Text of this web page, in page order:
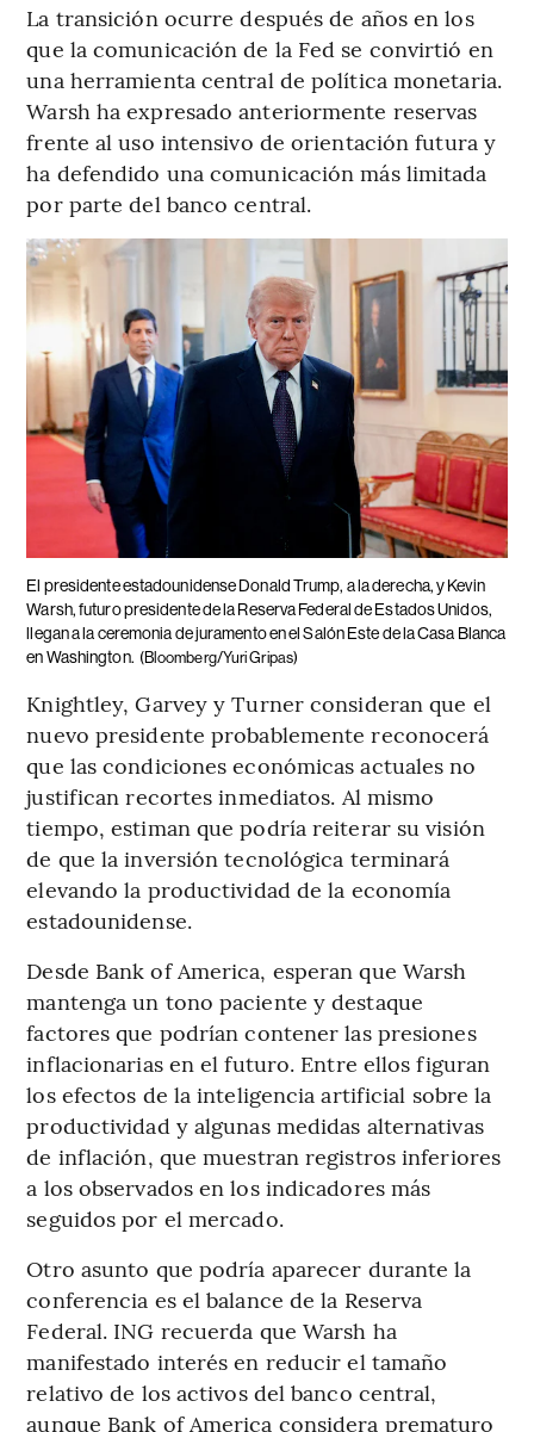
La transición ocurre después de años en los
que la comunicación de la Fed se convirtió en
una herramienta central de política monetaria.
Warsh ha expresado anteriormente reservas
frente al uso intensivo de orientación futura y
ha defendido una comunicación más limitada
por parte del banco central.
El presidente estadounidense Donald Trump, a la derecha, y Kevin
Warsh, futuro presidente de la Reserva Federal de Estados Unidos,
llegan a la ceremonia de juramento en el Salón Este de la Casa Blanca
en Washington. (Bloomberg/Yuri Gripas)
Knightley, Garvey y Turner consideran que el
nuevo presidente probablemente reconocerá
que las condiciones económicas actuales no
justifican recortes inmediatos. Al mismo
tiempo, estiman que podría reiterar su visión
de que la inversión tecnológica terminará
elevando la productividad de la economía
estadounidense.
Desde Bank of America, esperan que Warsh
mantenga un tono paciente y destaque
factores que podrían contener las presiones
inflacionarias en el futuro. Entre ellos figuran
los efectos de la inteligencia artificial sobre la
productividad y algunas medidas alternativas
de inflación, que muestran registros inferiores
a los observados en los indicadores más
seguidos por el mercado.
Otro asunto que podría aparecer durante la
conferencia es el balance de la Reserva
Federal. ING recuerda que Warsh ha
manifestado interés en reducir el tamaño
relativo de los activos del banco central,
aunque Bank of America considera prematuro